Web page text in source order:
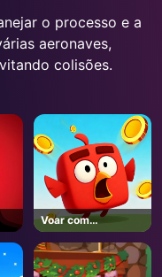
o processo e a
aeronaves,
colisões.
Voar com
segurança